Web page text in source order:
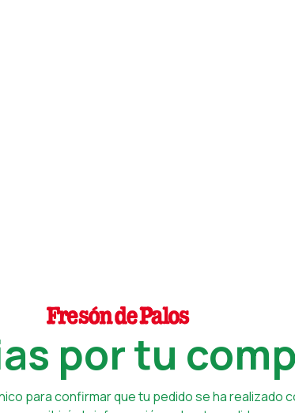
por tu
para confirmar que tu pedido se ha realizado